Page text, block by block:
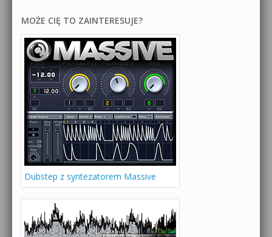
MOŻE CIĘ TO ZAINTERESUJE?
Dubstep z syntezatorem Massive